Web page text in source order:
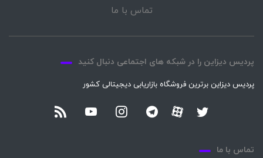
تماس با ما
پردیس دیزاین را در شبکه های اجتماعی دنبال کنید
پردیس دیزاین برترین فروشگاه بازاریابی دیجیتالی کشور
تماس با ما